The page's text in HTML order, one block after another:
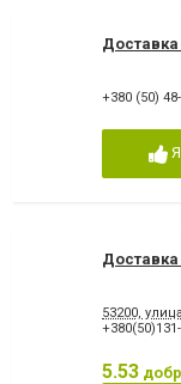
+380 (50)
53200,
5.53